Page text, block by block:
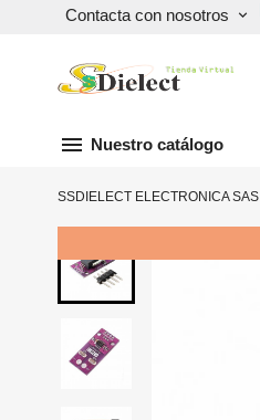
Contacta con nosotros keyboard_arrow_down
menu Nuestro catálogo
SSDIELECT ELECTRONICA SAS